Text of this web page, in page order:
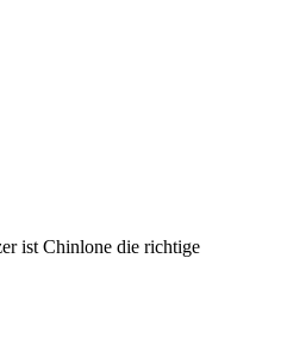
ist Chinlone die richtige